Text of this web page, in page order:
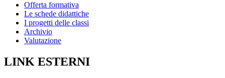
Offerta formativa
Le schede didattiche
I progetti delle classi
Archivio
Valutazione
LINK ESTERNI